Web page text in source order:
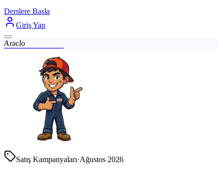
Derslere Başla
Giriş Yap
Araclo
Satış Kampanyaları·Ağustos 2026